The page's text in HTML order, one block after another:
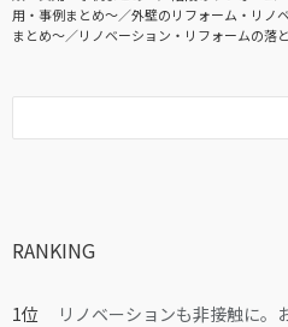
用・事例まとめ〜
外壁のリフォーム・リノ
まとめ〜
リノベーション・リフォームの落
RANKING
リノベーションも非接触に。